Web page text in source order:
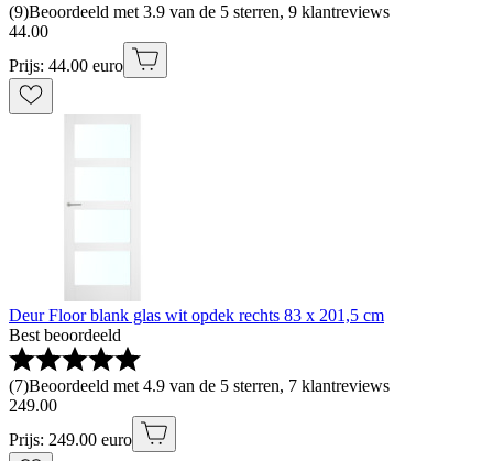
(9)Beoordeeld met 3.9 van de 5 sterren, 9 klantreviews
44.00
Prijs: 44.00 euro
Deur Floor blank glas wit opdek rechts 83 x 201,5 cm
Best beoordeeld
(7)Beoordeeld met 4.9 van de 5 sterren, 7 klantreviews
249.00
Prijs: 249.00 euro